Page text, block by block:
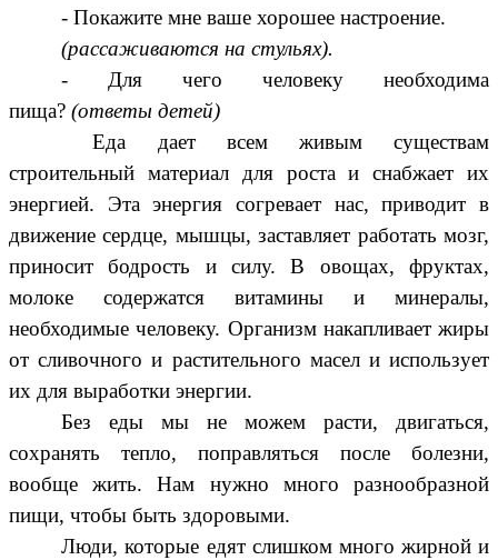
- Покажите мне ваше хорошее настроение.
(рассаживаются на стульях).
- Для чего человеку необходима
пища? (ответы детей)
Еда дает всем живым существам
строительный материал для роста и снабжает их
энергией. Эта энергия согревает нас, приводит в
движение сердце, мышцы, заставляет работать мозг,
приносит бодрость и силу. В овощах, фруктах,
молоке содержатся витамины и минералы,
необходимые человеку. Организм накапливает жиры
от сливочного и растительного масел и использует
их для выработки энергии.
Без еды мы не можем расти, двигаться,
сохранять тепло, поправляться после болезни,
вообще жить. Нам нужно много разнообразной
пищи, чтобы быть здоровыми.
Люди, которые едят слишком много жирной и